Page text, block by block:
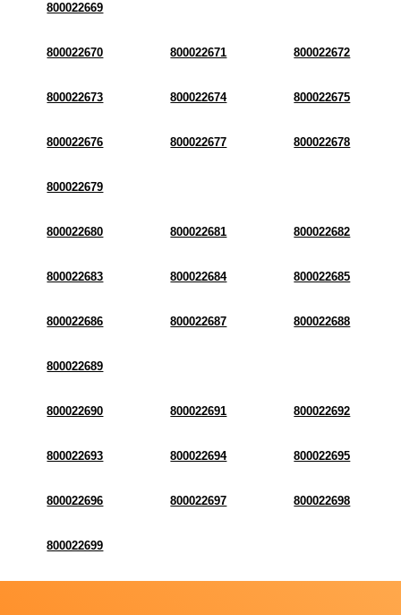
800022669
800022670 800022671 800022672
800022673 800022674 800022675
800022676 800022677 800022678
800022679
800022680 800022681 800022682
800022683 800022684 800022685
800022686 800022687 800022688
800022689
800022690 800022691 800022692
800022693 800022694 800022695
800022696 800022697 800022698
800022699